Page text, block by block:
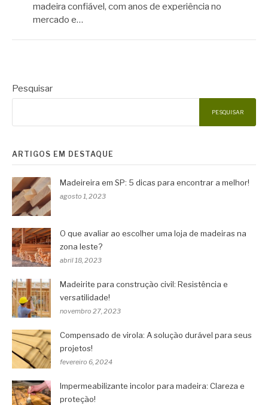
madeira confiável, com anos de experiência no
mercado e…
Pesquisar
PESQUISAR
ARTIGOS EM DESTAQUE
Madeireira em SP: 5 dicas para encontrar a melhor!
agosto 1, 2023
O que avaliar ao escolher uma loja de madeiras na
zona leste?
abril 18, 2023
Madeirite para construção civil: Resistência e
versatilidade!
novembro 27, 2023
Compensado de virola: A solução durável para seus
projetos!
fevereiro 6, 2024
Impermeabilizante incolor para madeira: Clareza e
proteção!